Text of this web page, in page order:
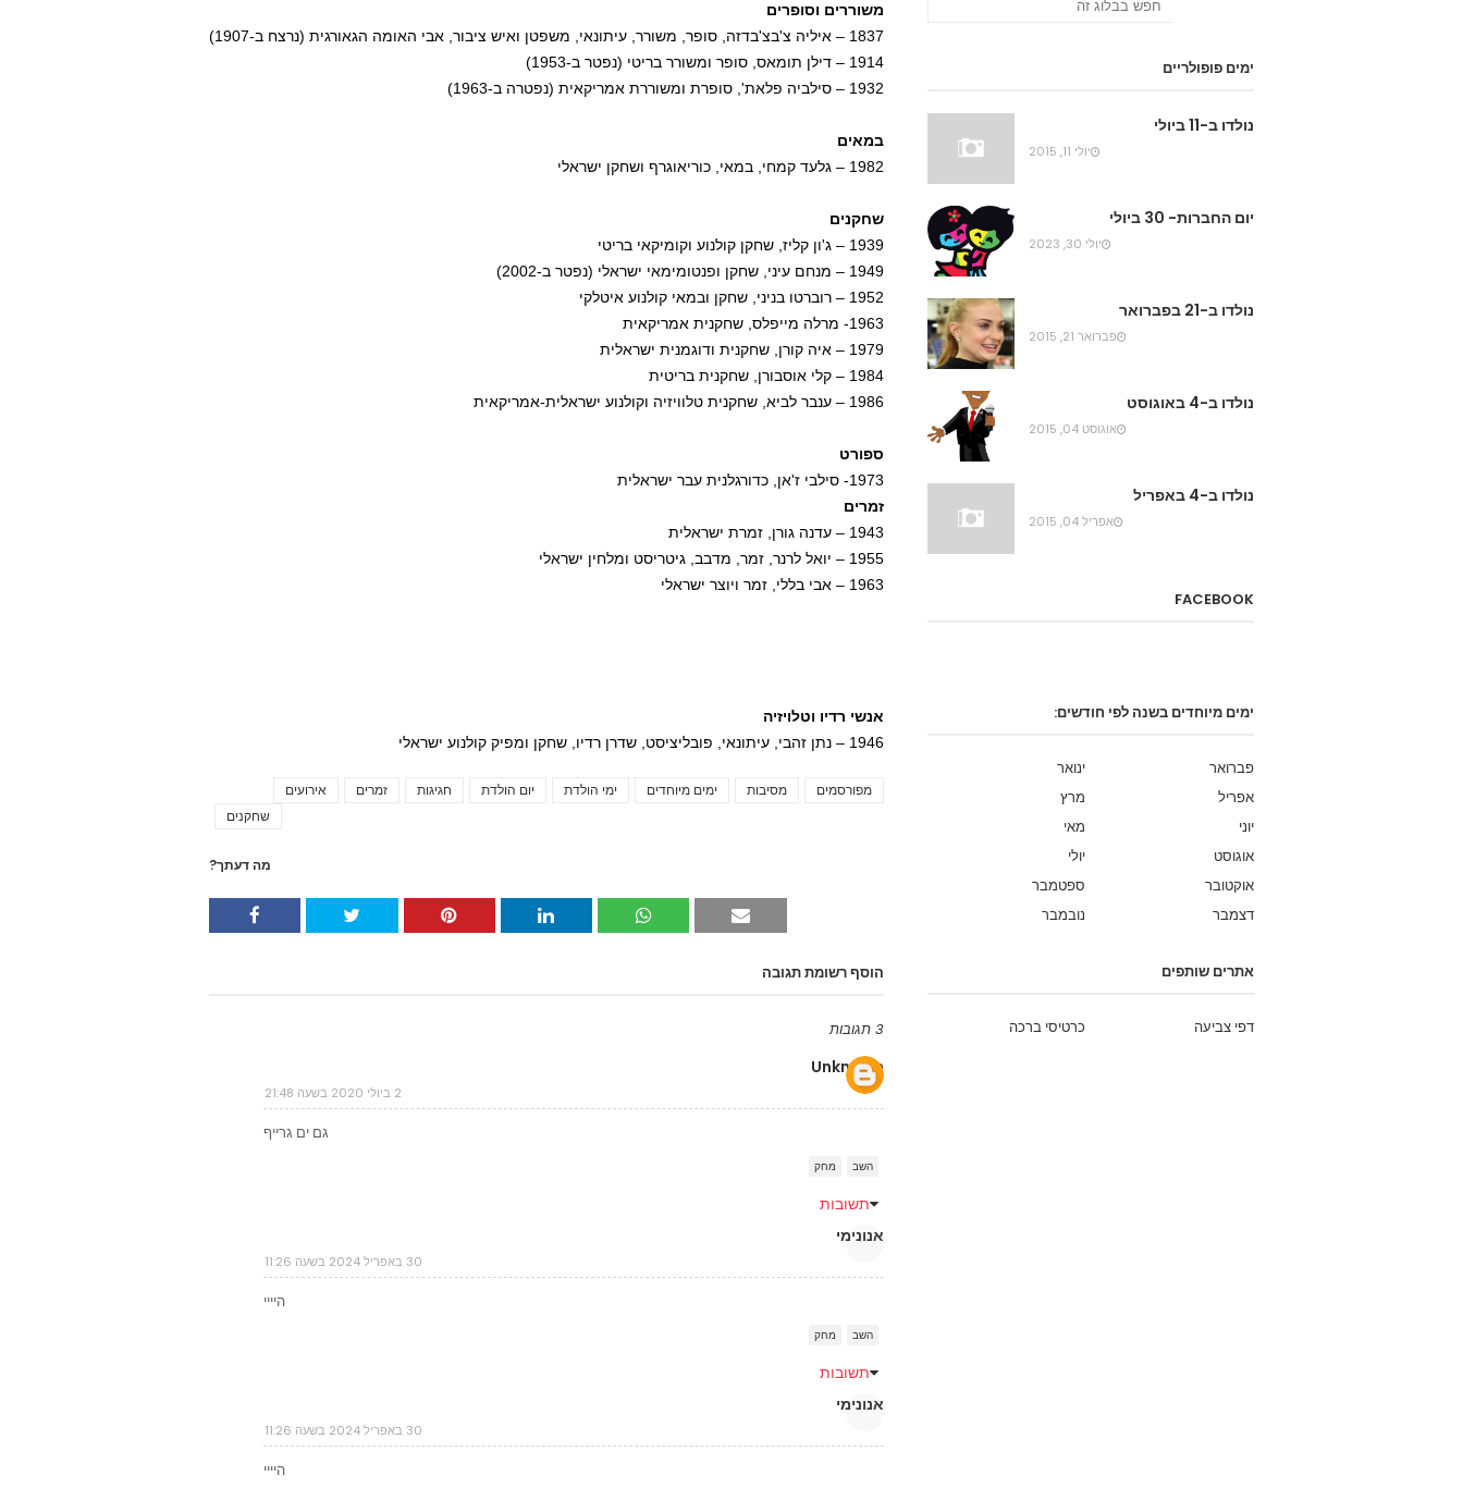
משוררים וסופרים
1837 – איליה צ'בצ'בדזה, סופר, משורר, עיתונאי, משפטן ואיש ציבור, אבי האומה הגאורגית (נרצח ב-1907)
1914 – דילן תומאס, סופר ומשורר בריטי (נפטר ב-1953)
1932 – סילביה פלאת', סופרת ומשוררת אמריקאית (נפטרה ב-1963)
במאים
1982 – גלעד קמחי, במאי, כוריאוגרף ושחקן ישראלי
שחקנים
1939 – ג'ון קליז, שחקן קולנוע וקומיקאי בריטי
1949 – מנחם עיני, שחקן ופנטומימאי ישראלי (נפטר ב-2002)
1952 – רוברטו בניני, שחקן ובמאי קולנוע איטלקי
1963- מרלה מייפלס, שחקנית אמריקאית
1979 – איה קורן, שחקנית ודוגמנית ישראלית
1984 – קלי אוסבורן, שחקנית בריטית
1986 – ענבר לביא, שחקנית טלוויזיה וקולנוע ישראלית-אמריקאית
ספורט
1973- סילבי ז'אן, כדורגלנית עבר ישראלית
זמרים
1943 – עדנה גורן, זמרת ישראלית
1955 – יואל לרנר, זמר, מדבב, גיטריסט ומלחין ישראלי
1963 – אבי בללי, זמר ויוצר ישראלי
אנשי רדיו וטלויזיה
1946 – נתן זהבי, עיתונאי, פובליציסט, שדרן רדיו, שחקן ומפיק קולנוע ישראלי
אירועים זמרים חגיגות יום הולדת ימי הולדת ימים מיוחדים מסיבות
מפורסמים
שחקנים
מה דעתך?
הוסף רשומת תגובה
3 תגובות
Unknown
2 ביולי 2020 בשעה 21:48
גם ים גרייף
השב מחק
תשובות
אנונימי
30 באפריל 2024 בשעה 11:26
היייי
השב מחק
תשובות
אנונימי
30 באפריל 2024 בשעה 11:26
היייי
ימים פופולריים
נולדו ב-11 ביולי
יולי 11, 2015
יום החברות- 30 ביולי
יולי 30, 2023
נולדו ב-21 בפברואר
פברואר 21, 2015
נולדו ב-4 באוגוסט
אוגוסט 04, 2015
נולדו ב-4 באפריל
אפריל 04, 2015
FACEBOOK
ימים מיוחדים בשנה לפי חודשים:
ינואר
פברואר
מרץ
אפריל
מאי
יוני
יולי
אוגוסט
ספטמבר
אוקטובר
נובמבר
דצמבר
אתרים שותפים
כרטיסי ברכה דפי צביעה